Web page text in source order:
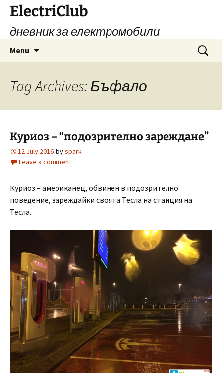
Skip
content
ElectriClub
дневник за електромобили
Menu
Search
for:
Tag Archives: Бъфало
Куриоз – “подозрително зареждане”
12 July 2016 byspark
Leave a comment
Куриоз – американец, обвинен в подозрително
поведение, зареждайки своята Тесла на станция на
Тесла.